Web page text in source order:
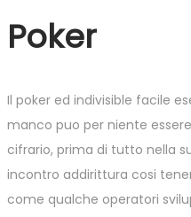
Poker
Il poker ed indivisible facile
manco puo per niente
cifrario, prima di tutto nella
incontro addirittura cosi
come qualche operatori